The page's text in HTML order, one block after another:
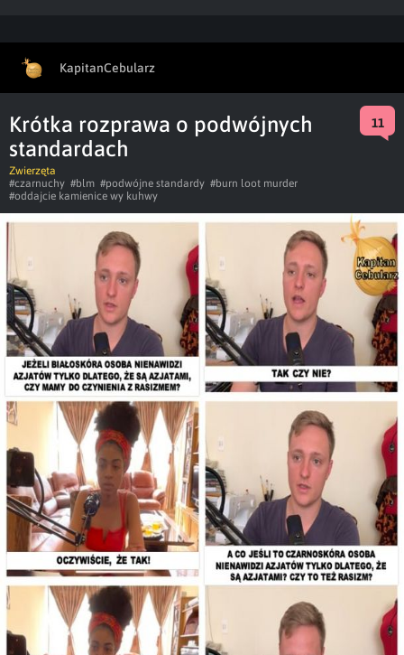
KapitanCebularz
Krótka rozprawa o podwójnych
standardach
11
Zwierzęta
#czarnuchy #blm #podwójne standardy #burn loot murder
#oddajcie kamienice wy kuhwy